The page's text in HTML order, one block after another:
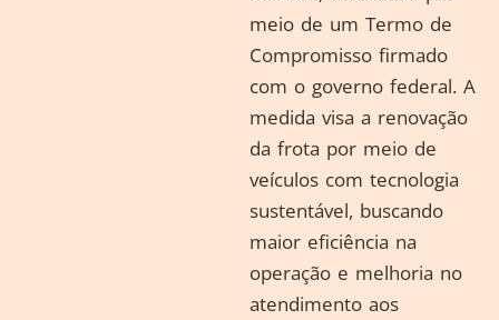
meio de um Termo de
Compromisso firmado
com o governo federal. A
medida visa a renovação
da frota por meio de
veículos com tecnologia
sustentável, buscando
maior eficiência na
operação e melhoria no
atendimento aos